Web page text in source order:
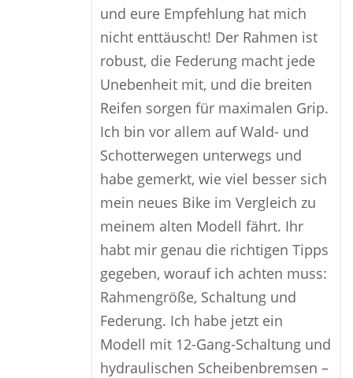
und eure Empfehlung hat mich
nicht enttäuscht! Der Rahmen ist
robust, die Federung macht jede
Unebenheit mit, und die breiten
Reifen sorgen für maximalen Grip.
Ich bin vor allem auf Wald- und
Schotterwegen unterwegs und
habe gemerkt, wie viel besser sich
mein neues Bike im Vergleich zu
meinem alten Modell fährt. Ihr
habt mir genau die richtigen Tipps
gegeben, worauf ich achten muss:
Rahmengröße, Schaltung und
Federung. Ich habe jetzt ein
Modell mit 12-Gang-Schaltung und
hydraulischen Scheibenbremsen –